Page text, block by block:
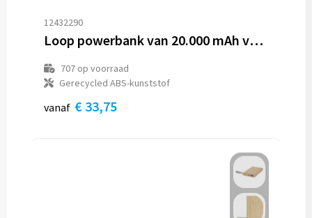
12432290
Loop powerbank van 20.000 mAh van gerecycled plastic
707op voorraad
Gerecycled ABS-kunststof
vanaf € 33,75